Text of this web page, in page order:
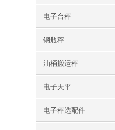
电子台秤
钢瓶秤
油桶搬运秤
电子天平
电子秤选配件